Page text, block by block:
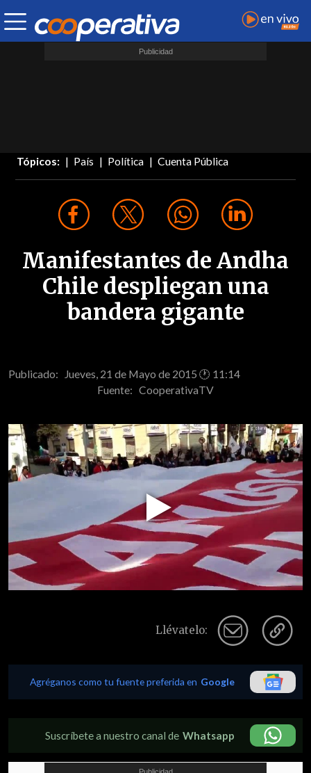
Tópicos: País Política Cuenta Pública
Manifestantes de Andha
Chile despliegan una
bandera gigante
Publicado: Jueves, 21 de Mayo de 2015 🕐 11:14
Fuente: CooperativaTV
Video
Llévatelo:
Agréganos como tu fuente preferida en Google
Suscríbete a nuestro canal de Whatsapp